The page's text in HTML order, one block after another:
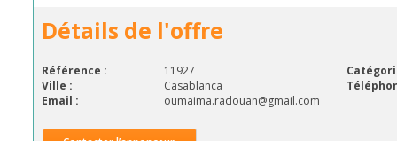
Détails de l'offre
Référence : 11927
Ville :
Casablanca
Email :
oumaima.radouan@gmail.com